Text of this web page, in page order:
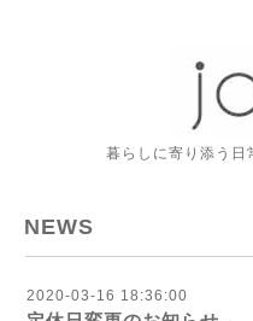
暮らしに寄り添う日
NEWS
2020-03-16 18:36:00